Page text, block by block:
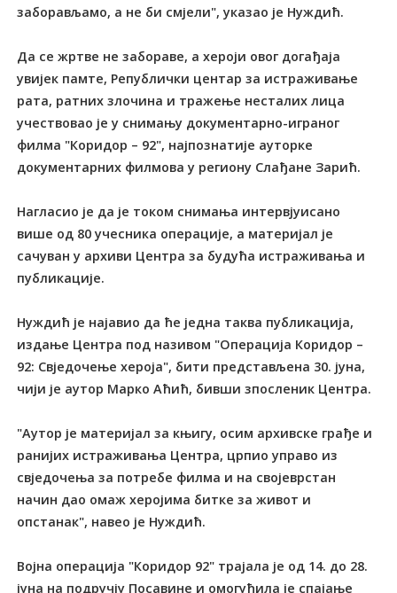
заборављамо, а не би смјели", указао је Нуждић.
Да се жртве не забораве, а хероји овог догађаја
увијек памте, Републички центар за истраживање
рата, ратних злочина и тражење несталих лица
учествовао је у снимању документарно-играног
филма "Коридор – 92", најпознатије ауторке
документарних филмова у региону Слађане Зарић.
Нагласио је да је током снимања интервјуисано
више од 80 учесника операције, а материјал је
сачуван у архиви Центра за будућа истраживања и
публикације.
Нуждић је најавио да ће једна таква публикација,
издање Центра под називом "Операција Коридор –
92: Свједочење хероја", бити представљена 30. јуна,
чији је аутор Марко Аћић, бивши зпосленик Центра.
"Аутор је материјал за књигу, осим архивске грађе и
ранијих истраживања Центра, црпио управо из
свједочења за потребе филма и на својеврстан
начин дао омаж херојима битке за живот и
опстанак", навео је Нуждић.
Војна операција "Коридор 92" трајала је од 14. до 28.
јуна на подручју Посавине и омогућила је спајање